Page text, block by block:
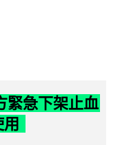
緊急下架止血